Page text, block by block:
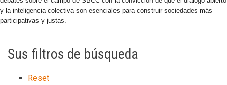
y la inteligencia colectiva son esenciales para construir sociedades más
participativas y justas.
Sus filtros de búsqueda
Reset